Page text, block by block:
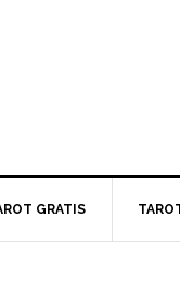
GRATIS